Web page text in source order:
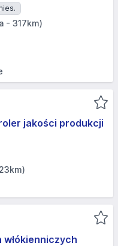
- 317km)
jakości produkcji